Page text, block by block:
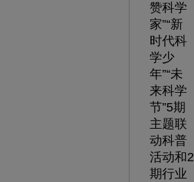
赞科学
家”“新
时代科
学少
年”“未
来科学
节”5期
主题联
动科普
活动和2
期行业